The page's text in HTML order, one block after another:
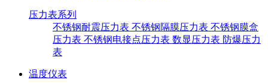
压力表系列
不锈钢耐震压力表 不锈钢隔膜压力表 不锈钢膜盒
压力表 不锈钢电接点压力表 数显压力表 防爆压力
表
温度仪表